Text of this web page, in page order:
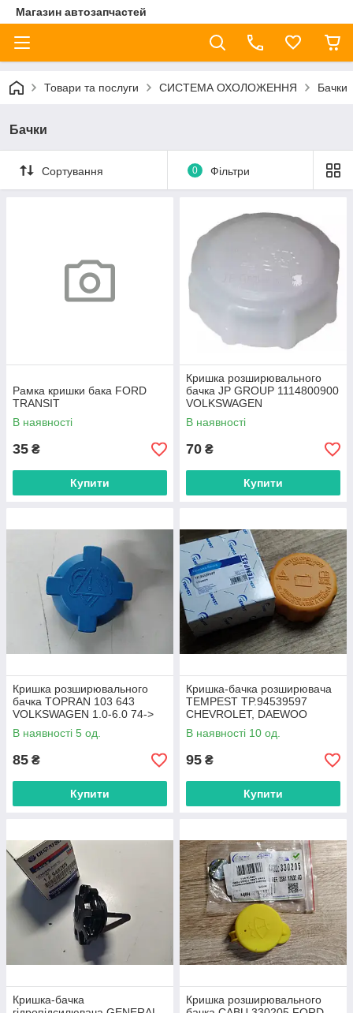
Магазин автозапчастей
Товари та послуги СИСТЕМА ОХОЛОЖЕННЯ Бачки
Бачки
Сортування 0 Фільтри
Рамка кришки бака FORD
TRANSIT
В наявності
35 ₴
Купити
Кришка розширювального
бачка JP GROUP 1114800900
VOLKSWAGEN
В наявності
70 ₴
Купити
Кришка розширювального
бачка TOPRAN 103 643
VOLKSWAGEN 1.0-6.0 74->
В наявності 5 од.
85 ₴
Купити
Кришка-бачка розширювача
TEMPEST TP.94539597
CHEVROLET, DAEWOO
В наявності 10 од.
95 ₴
Купити
Кришка-бачка
Кришка розширювального